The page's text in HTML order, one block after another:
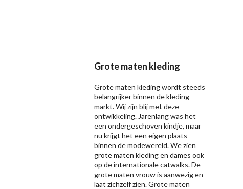
Grote maten kleding
Grote maten kleding wordt steeds
belangrijker binnen de kleding
markt. Wij zijn blij met deze
ontwikkeling. Jarenlang was het
een ondergeschoven kindje, maar
nu krijgt het een eigen plaats
binnen de modewereld. We zien
grote maten kleding en dames ook
op de internationale catwalks. De
grote maten vrouw is aanwezig en
laat zichzelf zien. Grote maten